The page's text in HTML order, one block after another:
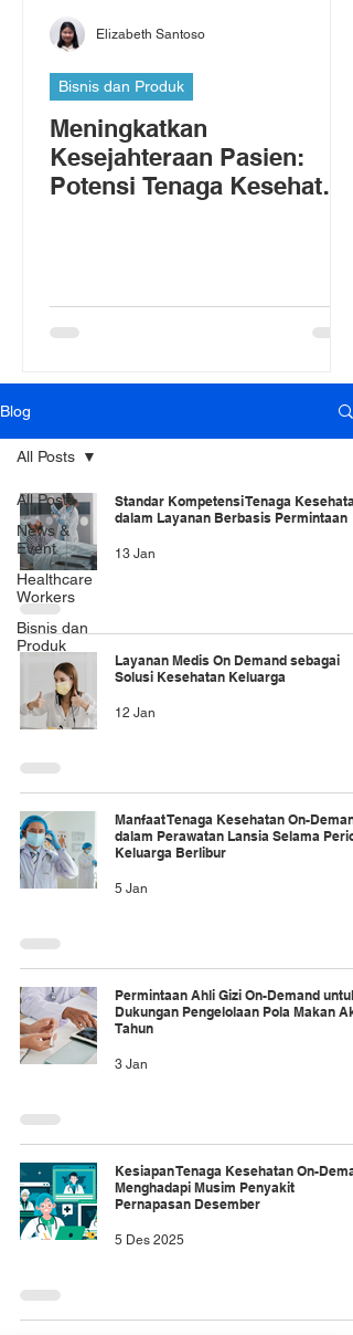
Meningkatkan
Kesejahteraan Pasien:
Potensi Tenaga Kesehatan
Bisnis dan Produk
Elizabeth Santoso
Blog
All Posts
News &
Event
Healthcare
Workers
Bisnis dan
Produk
All Posts
Standar Kompetensi Tenaga
dalam Layanan Berbasis Permintaan
13 Jan
Layanan Medis On Demand sebagai
Solusi Kesehatan Keluarga
12 Jan
Manfaat Tenaga Kesehatan On-
dalam Perawatan Lansia Selama
Keluarga Berlibur
5 Jan
Permintaan Ahli Gizi On-Demand untuk
Dukungan Pengelolaan Pola Makan
Tahun
3 Jan
Kesiapan Tenaga Kesehatan On-
Menghadapi Musim Penyakit
Pernapasan Desember
5 Des 2025